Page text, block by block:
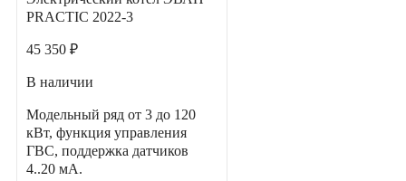
PRACTIC 2022-3
45 350 ₽
В наличии
Модельный ряд от 3 до 120
кВт, функция управления
ГВС, поддержка датчиков
4..20 мА.